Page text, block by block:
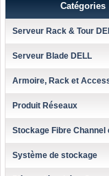
Catégories
Serveur Rack & Tour
Serveur Blade DELL
Armoire, Rack et
Produit Réseaux
Stockage Fibre Channel
Système de stockage